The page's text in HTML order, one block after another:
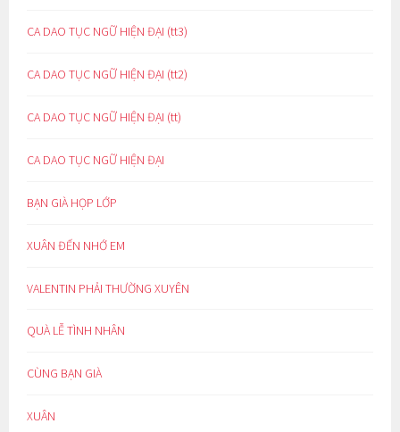
CA DAO TỤC NGỮ HIỆN ĐẠI (tt3)
CA DAO TỤC NGỮ HIỆN ĐẠI (tt2)
CA DAO TỤC NGỮ HIỆN ĐẠI (tt)
CA DAO TỤC NGỮ HIỆN ĐẠI
BẠN GIÀ HỌP LỚP
XUÂN ĐẾN NHỚ EM
VALENTIN PHẢI THƯỜNG XUYÊN
QUÀ LỄ TÌNH NHÂN
CÙNG BẠN GIÀ
XUÂN